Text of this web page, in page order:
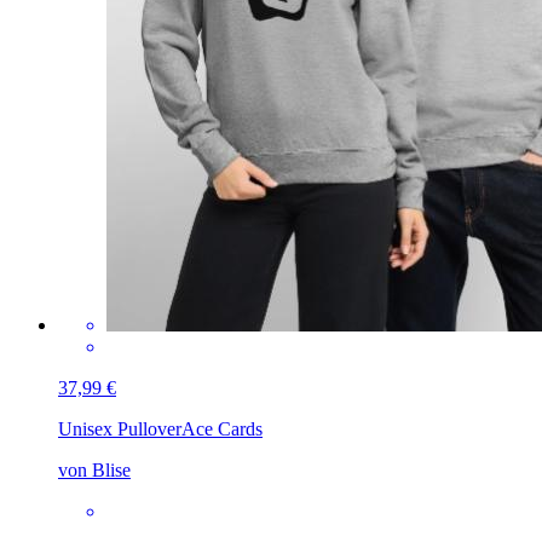
37,99 €
Unisex PulloverAce Cards
von Blise